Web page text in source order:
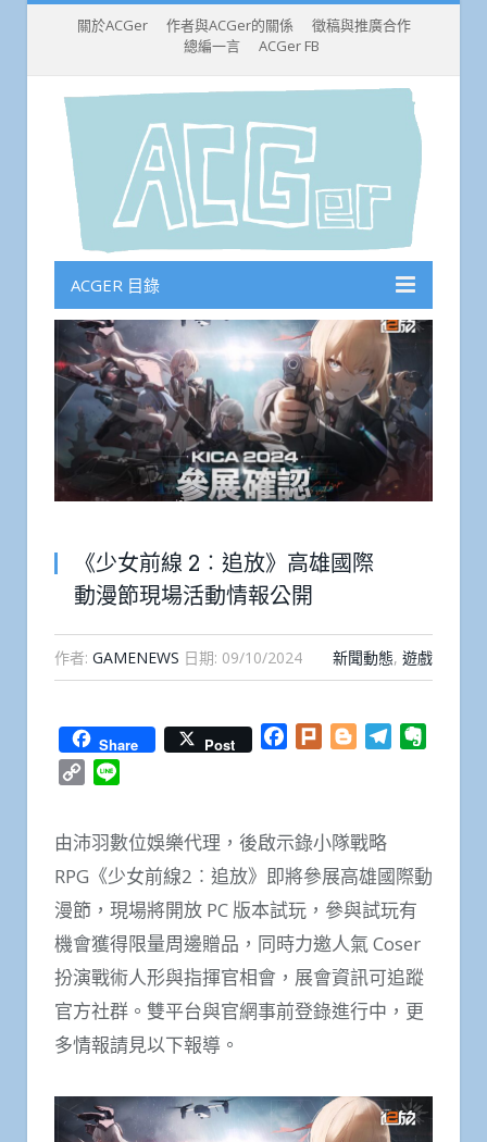
關於ACGer 作者與ACGer的關係
徵稿與推廣合作
總編一言
ACGer FB
ACGER 目錄
《少女前線 2︰追放》高雄國際
動漫節現場活動情報公開
作者: GAMENEWS 日期: 09/10/2024 新聞動態, 遊戲
Share Post Facebook
Plurk BloggerTelegram
Copy
由沛羽數位娛樂代理，後啟示錄小隊戰略
RPG《少女前線2︰追放》即將參展高雄國際動
漫節，現場將開放 PC 版本試玩，參與試玩有
機會獲得限量周邊贈品，同時力邀人氣 Coser
扮演戰術人形與指揮官相會，展會資訊可追蹤
官方社群。雙平台與官網事前登錄進行中，更
多情報請見以下報導。